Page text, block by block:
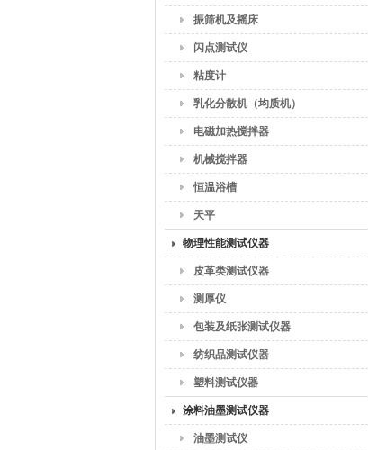
振筛机及摇床
闪点测试仪
粘度计
乳化分散机（均质机）
电磁加热搅拌器
机械搅拌器
恒温浴槽
天平
物理性能测试仪器
皮革类测试仪器
测厚仪
包装及纸张测试仪器
纺织品测试仪器
塑料测试仪器
涂料油墨测试仪器
油墨测试仪